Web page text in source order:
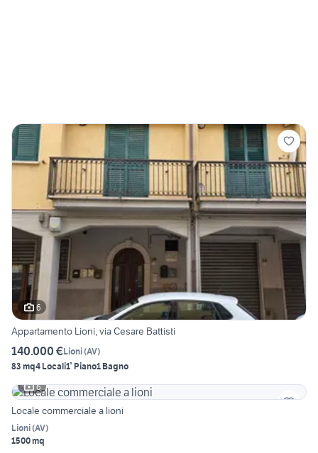
6
Appartamento Lioni, via Cesare Battisti
140.000 €Lioni(AV)
83 mq4 Locali1° Piano1 Bagno
6
Locale commerciale a lioni
Lioni(AV)
1500 mq